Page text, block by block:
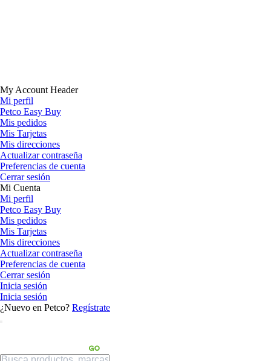
My Account Header
Mi perfil
Petco Easy Buy
Mis pedidos
Mis Tarjetas
Mis direcciones
Actualizar contraseña
Preferencias de cuenta
Cerrar sesión
Mi Cuenta
Mi perfil
Petco Easy Buy
Mis pedidos
Mis Tarjetas
Mis direcciones
Actualizar contraseña
Preferencias de cuenta
Cerrar sesión
Inicia sesión
Inicia sesión
¿Nuevo en Petco? Regístrate